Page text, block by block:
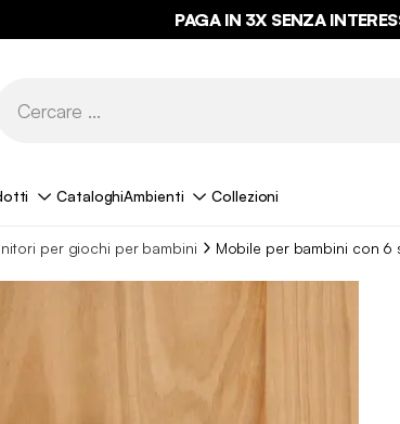
PAGA IN 3X SENZA
CataloghiAmbienti Collezioni
per giochi per bambini Mobile per bambini con